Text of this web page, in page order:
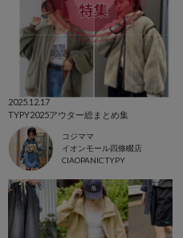
2025.12.17
TYPY2025アウター総まとめ集
コジママ
イオンモール四條畷店
CIAOPANIC TYPY